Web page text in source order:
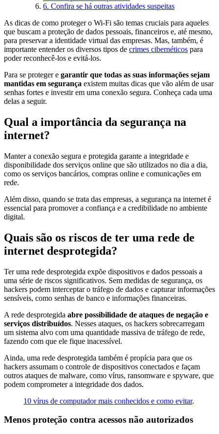
6. Confira se há outras atividades suspeitas
As dicas de como proteger o Wi-Fi são temas cruciais para aqueles
que buscam a proteção de dados pessoais, financeiros e, até mesmo,
para preservar a identidade virtual das empresas. Mas, também, é
importante entender os diversos tipos de crimes cibernéticos para
poder reconhecê-los e evitá-los.
Para se proteger e garantir que todas as suas informações sejam
mantidas em segurança existem muitas dicas que vão além de usar
senhas fortes e investir em uma conexão segura. Conheça cada uma
delas a seguir.
Qual a importância da segurança na
internet?
Manter a conexão segura e protegida garante a integridade e
disponibilidade dos serviços online que são utilizados no dia a dia,
como os serviços bancários, compras online e comunicações em
rede.
Além disso, quando se trata das empresas, a segurança na internet é
essencial para promover a confiança e a credibilidade no ambiente
digital.
Quais são os riscos de ter uma rede de
internet desprotegida?
Ter uma rede desprotegida expõe dispositivos e dados pessoais a
uma série de riscos significativos. Sem medidas de segurança, os
hackers podem interceptar o tráfego de dados e capturar informações
sensíveis, como senhas de banco e informações financeiras.
A rede desprotegida abre possibilidade de ataques de negação e
serviços distribuídos. Nesses ataques, os hackers sobrecarregam
um sistema alvo com uma quantidade massiva de tráfego de rede,
fazendo com que ele fique inacessível.
Ainda, uma rede desprotegida também é propícia para que os
hackers assumam o controle de dispositivos conectados e façam
outros ataques de malware, como vírus, ransomware e spyware, que
podem comprometer a integridade dos dados.
10 vírus de computador mais conhecidos e como evitar.
Menos proteção contra acessos não autorizados